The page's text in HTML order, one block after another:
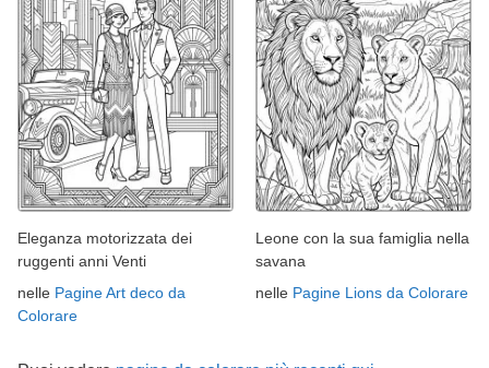
Eleganza motorizzata dei
ruggenti anni Venti
nelle Pagine Art deco da
Colorare
Leone con la sua famiglia nella
savana
nelle Pagine Lions da Colorare